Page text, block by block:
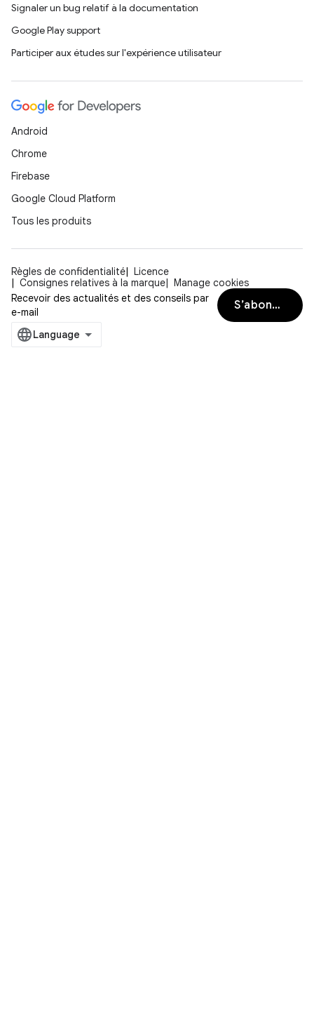
Signaler un bug relatif à la documentation
Google Play support
Participer aux études sur l'expérience utilisateur
Android
Chrome
Firebase
Google Cloud Platform
Tous les produits
Règles de confidentialité
Licence
Consignes relatives à la marque
Manage cookies
Recevoir des actualités et des conseils par
e-mail
S’abonner